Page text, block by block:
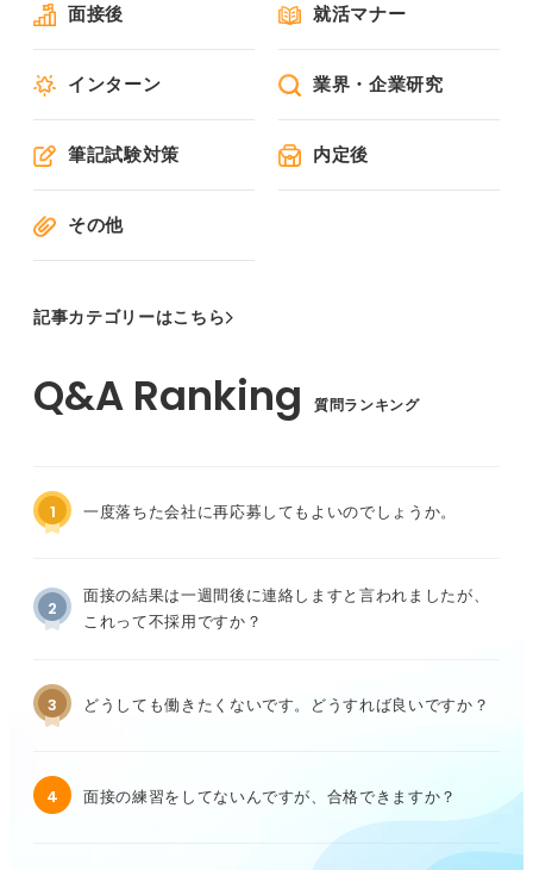
面接後 就活マナー
インターン 業界・企業研究
筆記試験対策 内定後
その他
記事カテゴリーはこちら
質問ランキング
1 一度落ちた会社に再応募してもよいのでしょうか。
2
面接の結果は一週間後に連絡しますと言われましたが、
これって不採用ですか？
3 どうしても働きたくないです。どうすれば良いですか？
4 面接の練習をしてないんですが、合格できますか？